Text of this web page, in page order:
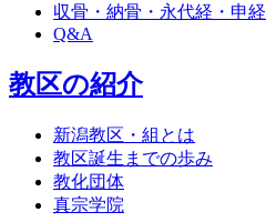
収骨・納骨・永代経・申経
Q&A
教区の紹介
新潟教区・組とは
教区誕生までの歩み
教化団体
真宗学院